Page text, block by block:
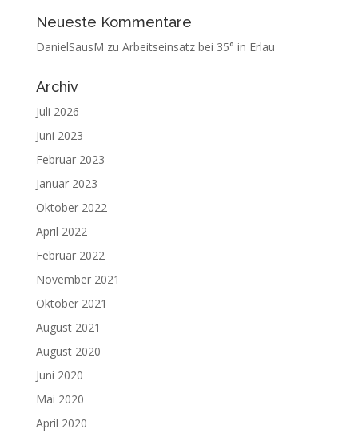
Neueste Kommentare
DanielSausM zu Arbeitseinsatz bei 35° in Erlau
Archiv
Juli 2026
Juni 2023
Februar 2023
Januar 2023
Oktober 2022
April 2022
Februar 2022
November 2021
Oktober 2021
August 2021
August 2020
Juni 2020
Mai 2020
April 2020